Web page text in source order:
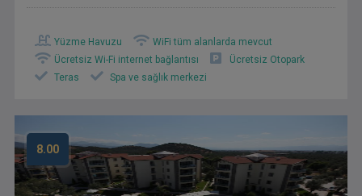
Yüzme Havuzu
WiFi tüm alanlarda mevcut
Ücretsiz Wi-Fi internet bağlantısı
Ücretsiz Otopark
Teras
Spa ve sağlık merkezi
8.00